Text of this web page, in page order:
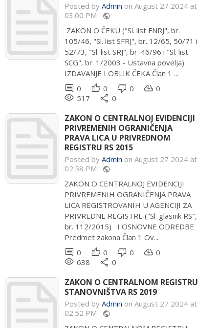
Posted by Admin on August 27 2024 at
03:00 PM public
ZAKON O ČEKU ("Sl. list FNRJ", br.
105/46, "Sl. list SFRJ", br. 12/65, 50/71 i
52/73, "Sl. list SRJ", br. 46/96 i "Sl. list
SCG", br. 1/2003 - Ustavna povelja)
IZDAVANJE I OBLIK ČEKA Član 1 ...
comment 0 thumb_up 0 thumb_down 0 cloud_download 0
remove_red_eye 517 share 0
ZAKON O CENTRALNOJ EVIDENCIJI
PRIVREMENIH OGRANIČENJA
PRAVA LICA U PRIVREDNOM
REGISTRU RS 2015
Posted by Admin on August 27 2024 at
02:58 PM public
ZAKON O CENTRALNOJ EVIDENCIJI
PRIVREMENIH OGRANIČENJA PRAVA
LICA REGISTROVANIH U AGENCIJI ZA
PRIVREDNE REGISTRE ("Sl. glasnik RS",
br. 112/2015) I OSNOVNE ODREDBE
Predmet zakona Član 1 Ov...
comment 0 thumb_up 0 thumb_down 0 cloud_download 0
remove_red_eye 638 share 0
ZAKON O CENTRALNOM REGISTRU
STANOVNIŠTVA RS 2019
Posted by Admin on August 27 2024 at
02:52 PM public